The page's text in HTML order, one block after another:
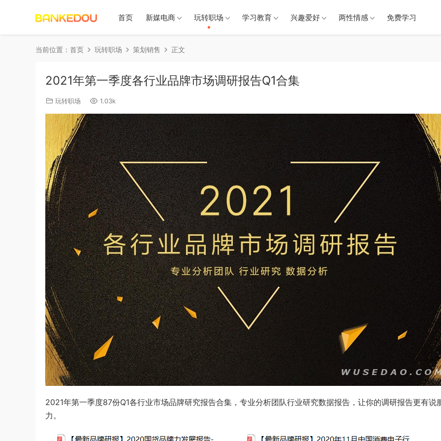
首页 新媒电商 玩转职场 学习教育 兴趣爱好 两性情感 免费学习
当前位置： 首页 玩转职场 策划销售 正文
2021年第一季度各行业品牌市场调研报告Q1合集
玩转职场 1.03k
2021年第一季度87份Q1各行业市场品牌研究报告合集，专业分析团队行业研究数据报告，让你的调研报告更有说
力。